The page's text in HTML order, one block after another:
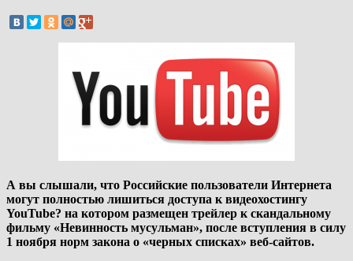
А вы слышали, что Российские пользователи Интернета
могут полностью лишиться доступа к видеохостингу
YouTube? на котором размещен трейлер к скандальному
фильму «Невинность мусульман», после вступления в силу
1 ноября норм закона о «черных списках» веб-сайтов.